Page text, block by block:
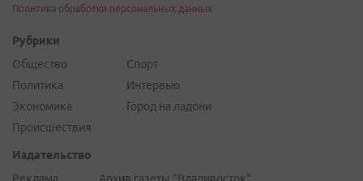
Политика обработки персональных данных
Рубрики
Общество
Политика
Экономика
Происшествия
Спорт
Интервью
Город на ладони
Издательство